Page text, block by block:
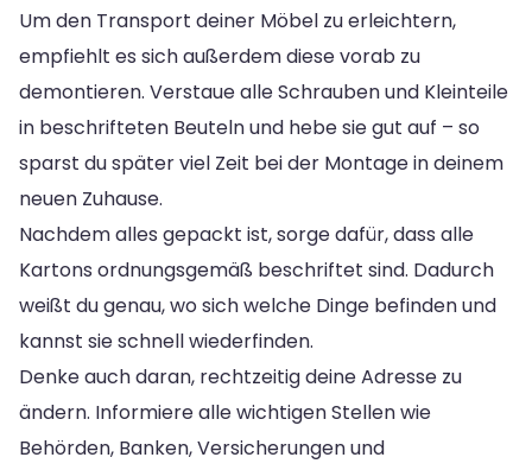
Um den Transport deiner Möbel zu erleichtern,
empfiehlt es sich außerdem diese vorab zu
demontieren. Verstaue alle Schrauben und Kleinteile
in beschrifteten Beuteln und hebe sie gut auf – so
sparst du später viel Zeit bei der Montage in deinem
neuen Zuhause.
Nachdem alles gepackt ist, sorge dafür, dass alle
Kartons ordnungsgemäß beschriftet sind. Dadurch
weißt du genau, wo sich welche Dinge befinden und
kannst sie schnell wiederfinden.
Denke auch daran, rechtzeitig deine Adresse zu
ändern. Informiere alle wichtigen Stellen wie
Behörden, Banken, Versicherungen und